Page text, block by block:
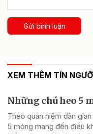
Gửi bình luận
XEM THÊM TÍN
Những chú heo 5
Theo quan niệm dân
5 móng mang đến điều